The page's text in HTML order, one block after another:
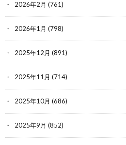
2026年2月 (761)
2026年1月 (798)
2025年12月 (891)
2025年11月 (714)
2025年10月 (686)
2025年9月 (852)